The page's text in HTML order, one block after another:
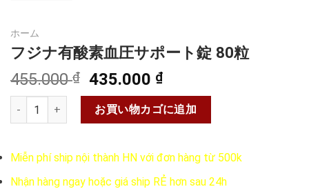
ホーム
フジナ有酸素血圧サポート錠 80粒
455.000₫
元
の
価
格
455.000 ₫
で
435.000 ₫現
在
の
価
は
435.000 ₫
フジナ有酸素血圧サポート錠 80粒個
お買い物カゴに追加
Miễn phí ship nội thành HN với đơn hàng từ 500k
Nhận hàng ngay hoặc giá ship RẺ hơn sau 24h